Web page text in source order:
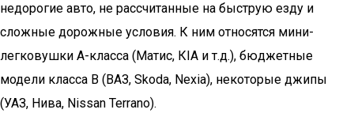
недорогие авто, не рассчитанные на быструю езду и
сложные дорожные условия. К ним относятся мини-
легковушки А-класса (Матис, КIA и т.д.), бюджетные
модели класса В (ВАЗ, Skoda, Nexia), некоторые джипы
(УАЗ, Нива, Nissan Terrano).